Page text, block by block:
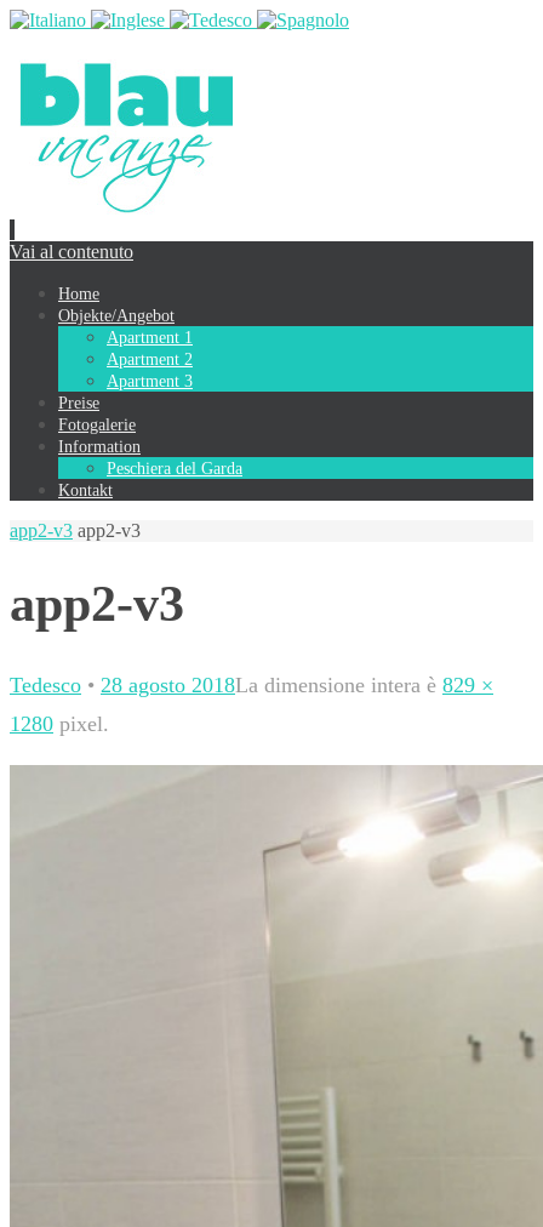
Vai al contenuto
Home
Objekte/Angebot
Apartment 1
Apartment 2
Apartment 3
Preise
Fotogalerie
Information
Peschiera del Garda
Kontakt
app2-v3 app2-v3
app2-v3
Tedesco • 28 agosto 2018La dimensione intera è 829 ×
1280 pixel.